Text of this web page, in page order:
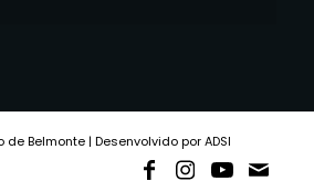
Belmonte | Desenvolvido por ADSI